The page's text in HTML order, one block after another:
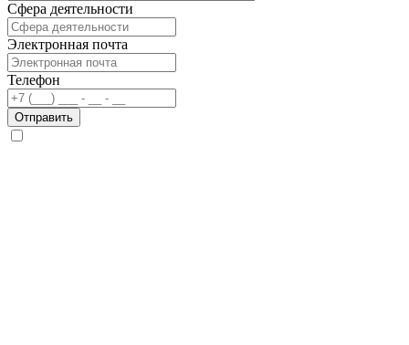
Сфера деятельности
Электронная почта
Телефон
Отправить